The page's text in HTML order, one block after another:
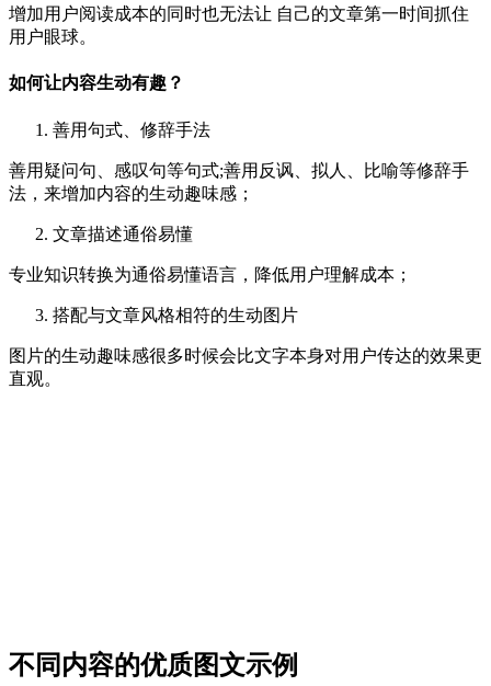
增加用户阅读成本的同时也无法让 自己的文章第一时间抓住
用户眼球。
如何让内容生动有趣？
善用句式、修辞手法
善用疑问句、感叹句等句式;善用反讽、拟人、比喻等修辞手
法，来增加内容的生动趣味感；
文章描述通俗易懂
专业知识转换为通俗易懂语言，降低用户理解成本；
搭配与文章风格相符的生动图片
图片的生动趣味感很多时候会比文字本身对用户传达的效果更
直观。
不同内容的优质图文示例